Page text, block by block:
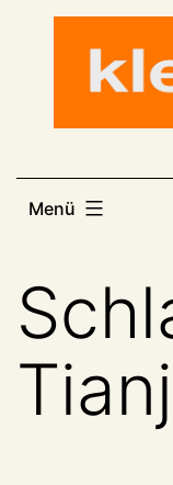
Menü